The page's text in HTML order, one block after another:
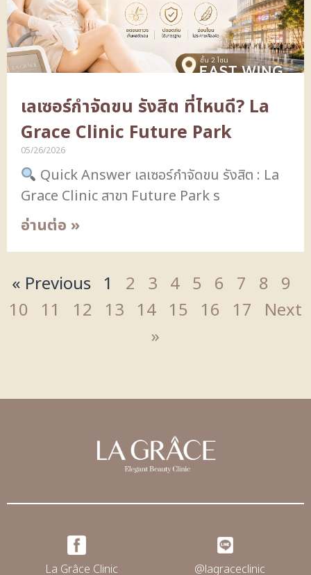
เลเซอร์กำจัดขน รังสิต ที่ไหนดี? La
Grace Clinic Future Park
05/26/2026
Quick Answer เลเซอร์กำจัดขน รังสิต : La
Grace Clinic สาขา Future Park ร
อ่านต่อ »
« Previous 1 2 3 4 5 6 7 8 9
10
11 12 13 14 15 16 17
Next
»
La Grâce Clinic @lagraceclinic